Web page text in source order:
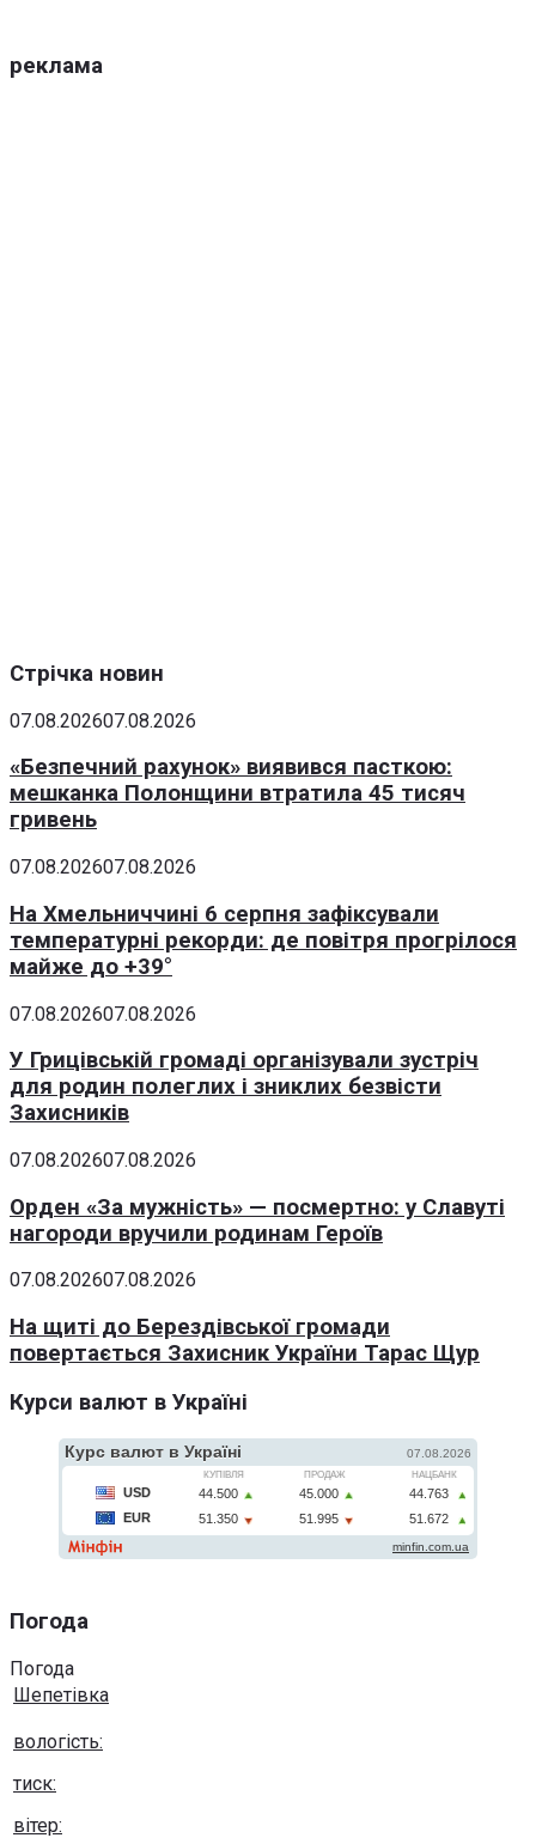
реклама
Стрічка новин
07.08.202607.08.2026
«Безпечний рахунок» виявився пасткою:
мешканка Полонщини втратила 45 тисяч
гривень
07.08.202607.08.2026
На Хмельниччині 6 серпня зафіксували
температурні рекорди: де повітря прогрілося
майже до +39°
07.08.202607.08.2026
У Грицівській громаді організували зустріч
для родин полеглих і зниклих безвісти
Захисників
07.08.202607.08.2026
Орден «За мужність» — посмертно: у Славуті
нагороди вручили родинам Героїв
07.08.202607.08.2026
На щиті до Берездівської громади
повертається Захисник України Тарас Щур
Курси валют в Україні
Погода
Погода
Шепетівка
вологість:
тиск:
вітер: